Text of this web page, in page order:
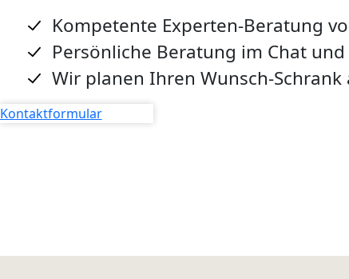
Kompetente Experten-Beratung
Persönliche Beratung im Chat
Wir planen Ihren Wunsch-
Kontaktformular